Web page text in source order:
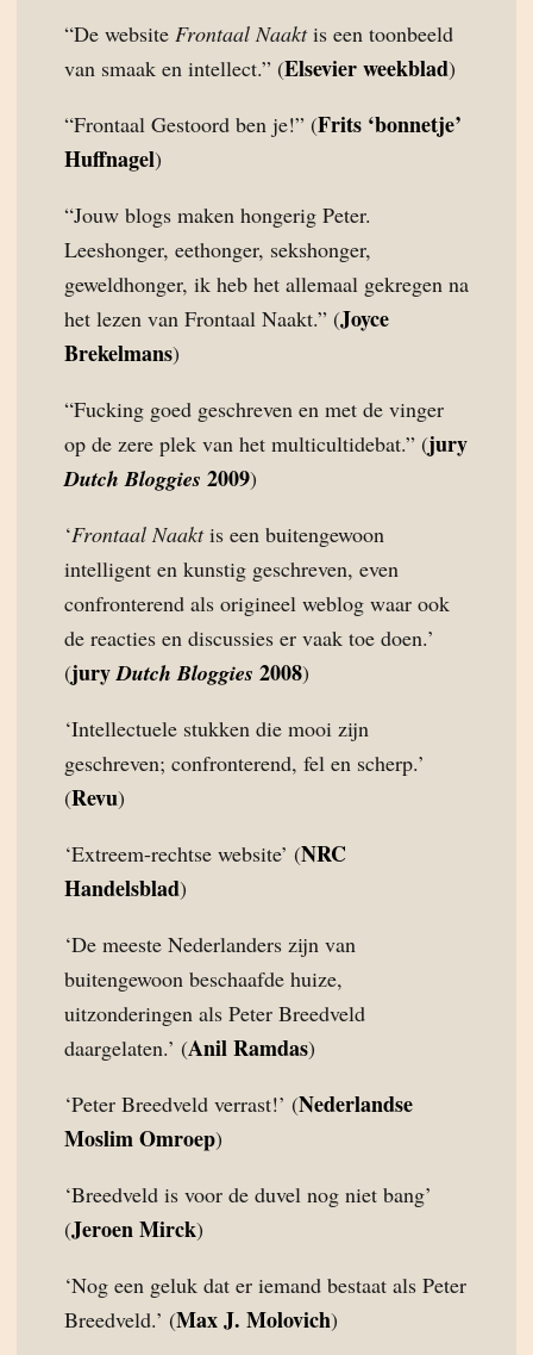
“De website Frontaal Naaktis een toonbeeld
van smaak en intellect.” (Elsevier weekblad)
“Frontaal Gestoord ben je!” (Frits ‘bonnetje’
Huffnagel)
“Jouw blogs maken hongerig Peter.
Leeshonger, eethonger, sekshonger,
geweldhonger, ik heb het allemaal gekregen na
het lezen van Frontaal Naakt.” (Joyce
Brekelmans)
“Fucking goed geschreven en met de vinger
op de zere plek van het multicultidebat.” (jury
Dutch Bloggies 2009)
‘Frontaal Naaktis een buitengewoon
intelligent en kunstig geschreven, even
confronterend als origineel weblog waar ook
de reacties en discussies er vaak toe doen.’
(juryDutch Bloggies 2008)
‘Intellectuele stukken die mooi zijn
geschreven; confronterend, fel en scherp.’
(Revu)
‘Extreem-rechtse website’ (NRC
Handelsblad)
‘De meeste Nederlanders zijn van
buitengewoon beschaafde huize,
uitzonderingen als Peter Breedveld
daargelaten.’ (Anil Ramdas)
‘Peter Breedveld verrast!’ (Nederlandse
Moslim Omroep)
‘Breedveld is voor de duvel nog niet bang’
(Jeroen Mirck)
‘Nog een geluk dat er iemand bestaat als Peter
Breedveld.’ (Max J. Molovich)